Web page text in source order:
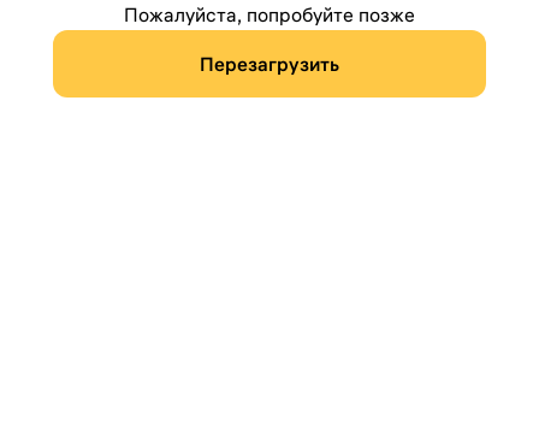
Пожалуйста, попробуйте позже
Перезагрузить